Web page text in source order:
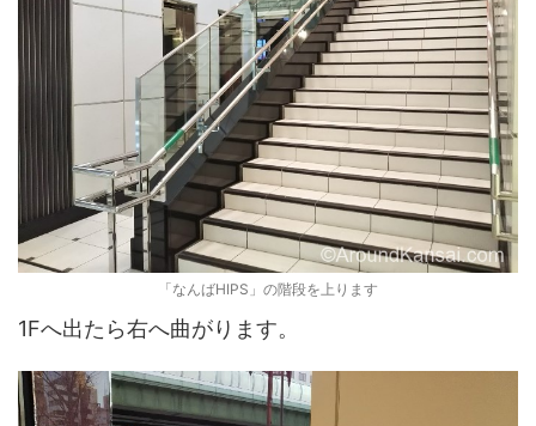
「なんばHIPS」の階段を上ります
1Fへ出たら右へ曲がります。